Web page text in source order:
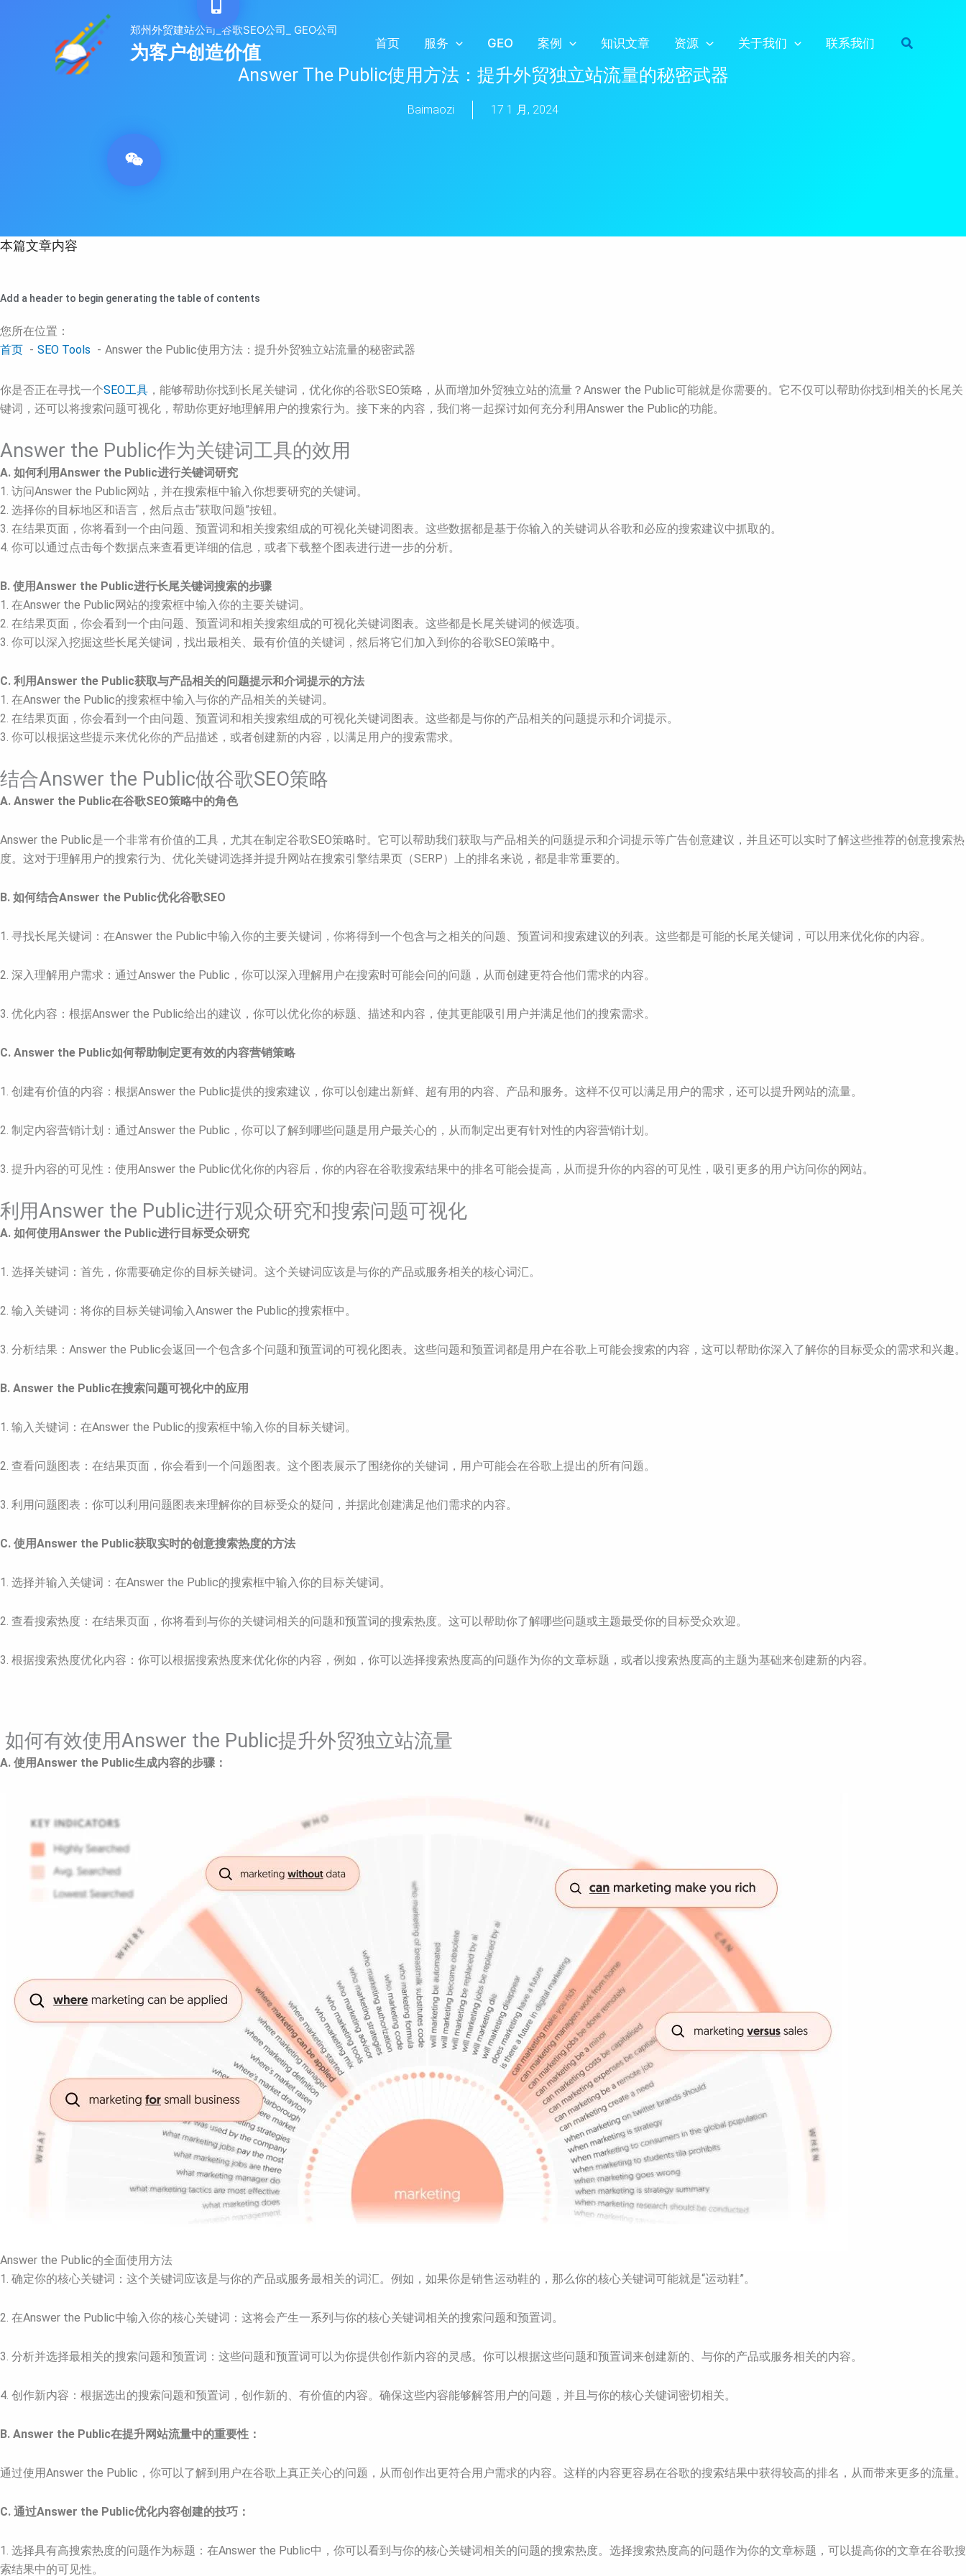
首页 服务 GEO 案例 知识文章 资源 关于我们 联系我们
搜
Answer The Public使用方法：提升外贸独立站流量的秘密武器
Baimaozi 17 1 月, 2024
本篇文章内容
Add a header to begin generating the table of contents
您所在位置：
首页
SEO Tools Answer the Public使用方法：提升外贸独立站流量的秘密武器
你是否正在寻找一个SEO工具 ，能够帮助你找到长尾关键词，优化你的谷歌SEO策略，从而增加外贸独立站的流量？Answer the Public可能就是你需要的。它不仅可以帮助你找到相关的长尾关
键词，还可以将搜索问题可视化，帮助你更好地理解用户的搜索行为。接下来的内容，我们将一起探讨如何充分利用Answer the Public的功能。
Answer the Public作为关键词工具的效用
A. 如何利用Answer the Public进行关键词研究
1. 访问Answer the Public网站，并在搜索框中输入你想要研究的关键词。
2. 选择你的目标地区和语言，然后点击“获取问题”按钮。
3. 在结果页面，你将看到一个由问题、预置词和相关搜索组成的可视化关键词图表。这些数据都是基于你输入的关键词从谷歌和必应的搜索建议中抓取的。
4. 你可以通过点击每个数据点来查看更详细的信息，或者下载整个图表进行进一步的分析。
B. 使用Answer the Public进行长尾关键词搜索的步骤
1. 在Answer the Public网站的搜索框中输入你的主要关键词。
2. 在结果页面，你会看到一个由问题、预置词和相关搜索组成的可视化关键词图表。这些都是长尾关键词的候选项。
3. 你可以深入挖掘这些长尾关键词，找出最相关、最有价值的关键词，然后将它们加入到你的谷歌SEO策略中。
C. 利用Answer the Public获取与产品相关的问题提示和介词提示的方法
1. 在Answer the Public的搜索框中输入与你的产品相关的关键词。
2. 在结果页面，你会看到一个由问题、预置词和相关搜索组成的可视化关键词图表。这些都是与你的产品相关的问题提示和介词提示。
3. 你可以根据这些提示来优化你的产品描述，或者创建新的内容，以满足用户的搜索需求。
结合Answer the Public做谷歌SEO策略
A. Answer the Public在谷歌SEO策略中的角色
Answer the Public是一个非常有价值的工具，尤其在制定谷歌SEO策略时。它可以帮助我们获取与产品相关的问题提示和介词提示等广告创意建议，并且还可以实时了解这些推荐的创意搜索热
度。这对于理解用户的搜索行为、优化关键词选择并提升网站在搜索引擎结果页（SERP）上的排名来说，都是非常重要的。
B. 如何结合Answer the Public优化谷歌SEO
1. 寻找长尾关键词：在Answer the Public中输入你的主要关键词，你将得到一个包含与之相关的问题、预置词和搜索建议的列表。这些都是可能的长尾关键词，可以用来优化你的内容。
2. 深入理解用户需求：通过Answer the Public，你可以深入理解用户在搜索时可能会问的问题，从而创建更符合他们需求的内容。
3. 优化内容：根据Answer the Public给出的建议，你可以优化你的标题、描述和内容，使其更能吸引用户并满足他们的搜索需求。
C. Answer the Public如何帮助制定更有效的内容营销策略
1. 创建有价值的内容：根据Answer the Public提供的搜索建议，你可以创建出新鲜、超有用的内容、产品和服务。这样不仅可以满足用户的需求，还可以提升网站的流量。
2. 制定内容营销计划：通过Answer the Public，你可以了解到哪些问题是用户最关心的，从而制定出更有针对性的内容营销计划。
3. 提升内容的可见性：使用Answer the Public优化你的内容后，你的内容在谷歌搜索结果中的排名可能会提高，从而提升你的内容的可见性，吸引更多的用户访问你的网站。
利用Answer the Public进行观众研究和搜索问题可视化
A. 如何使用Answer the Public进行目标受众研究
1. 选择关键词：首先，你需要确定你的目标关键词。这个关键词应该是与你的产品或服务相关的核心词汇。
2. 输入关键词：将你的目标关键词输入Answer the Public的搜索框中。
3. 分析结果：Answer the Public会返回一个包含多个问题和预置词的可视化图表。这些问题和预置词都是用户在谷歌上可能会搜索的内容，这可以帮助你深入了解你的目标受众的需求和兴趣。
B. Answer the Public在搜索问题可视化中的应用
1. 输入关键词：在Answer the Public的搜索框中输入你的目标关键词。
2. 查看问题图表：在结果页面，你会看到一个问题图表。这个图表展示了围绕你的关键词，用户可能会在谷歌上提出的所有问题。
3. 利用问题图表：你可以利用问题图表来理解你的目标受众的疑问，并据此创建满足他们需求的内容。
C. 使用Answer the Public获取实时的创意搜索热度的方法
1. 选择并输入关键词：在Answer the Public的搜索框中输入你的目标关键词。
2. 查看搜索热度：在结果页面，你将看到与你的关键词相关的问题和预置词的搜索热度。这可以帮助你了解哪些问题或主题最受你的目标受众欢迎。
3. 根据搜索热度优化内容：你可以根据搜索热度来优化你的内容，例如，你可以选择搜索热度高的问题作为你的文章标题，或者以搜索热度高的主题为基础来创建新的内容。
如何有效使用Answer the Public提升外贸独立站流量
A. 使用Answer the Public生成内容的步骤：
Answer the Public的全面使用方法
1. 确定你的核心关键词：这个关键词应该是与你的产品或服务最相关的词汇。例如，如果你是销售运动鞋的，那么你的核心关键词可能就是“运动鞋”。
2. 在Answer the Public中输入你的核心关键词：这将会产生一系列与你的核心关键词相关的搜索问题和预置词。
3. 分析并选择最相关的搜索问题和预置词：这些问题和预置词可以为你提供创作新内容的灵感。你可以根据这些问题和预置词来创建新的、与你的产品或服务相关的内容。
4. 创作新内容：根据选出的搜索问题和预置词，创作新的、有价值的内容。确保这些内容能够解答用户的问题，并且与你的核心关键词密切相关。
B. Answer the Public在提升网站流量中的重要性：
通过使用Answer the Public，你可以了解到用户在谷歌上真正关心的问题，从而创作出更符合用户需求的内容。这样的内容更容易在谷歌的搜索结果中获得较高的排名，从而带来更多的流量。
C. 通过Answer the Public优化内容创建的技巧：
1. 选择具有高搜索热度的问题作为标题：在Answer the Public中，你可以看到与你的核心关键词相关的问题的搜索热度。选择搜索热度高的问题作为你的文章标题，可以提高你的文章在谷歌搜
索结果中的可见性。